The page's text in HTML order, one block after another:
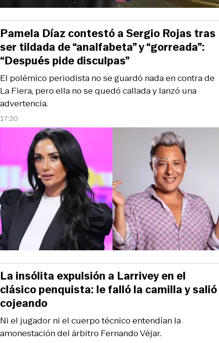
17:20
El polémico periodista no se guardó nada en contra de
La Fiera, pero ella no se quedó callada y lanzó una
advertencia.
Pamela Díaz contestó a Sergio Rojas tras
ser tildada de “analfabeta” y “gorreada”:
“Después pide disculpas”
Ni el jugador ni el cuerpo técnico entendían la
amonestación del árbitro Fernando Véjar.
La insólita expulsión a Larrivey en el
clásico penquista: le falló la camilla y salió
cojeando